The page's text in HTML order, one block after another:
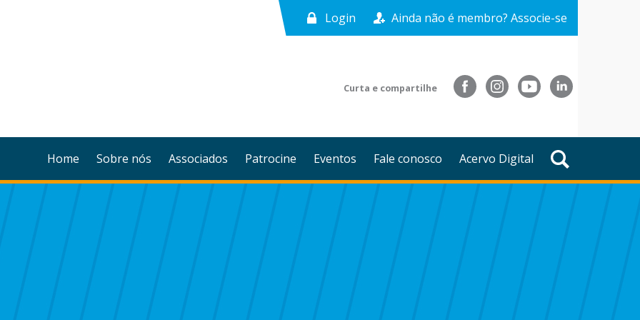
Login Ainda não é membro? Associe-se
Curta e compartilhe
Home Sobre nós Associados Patrocine Eventos Fale conosco Acervo Digital